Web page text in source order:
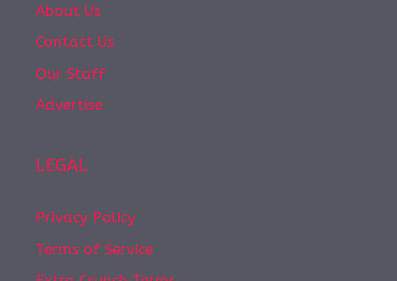
About Us
Contact Us
Our Staff
Advertise
LEGAL
Privacy Policy
Terms of Service